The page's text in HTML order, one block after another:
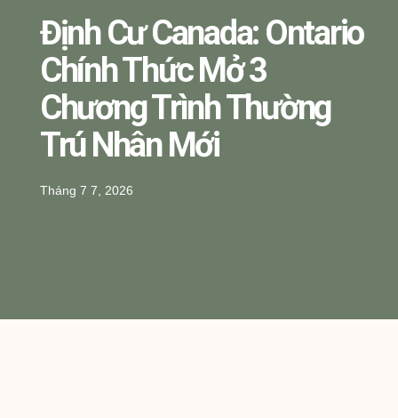
Định Cư Canada: Ontario
Chính Thức Mở 3
Chương Trình Thường
Trú Nhân Mới
Tháng 7 7, 2026